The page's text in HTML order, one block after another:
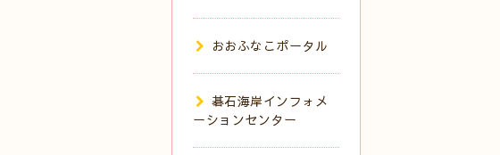
おおふなこポータル
碁石海岸インフォメ
ーションセンター